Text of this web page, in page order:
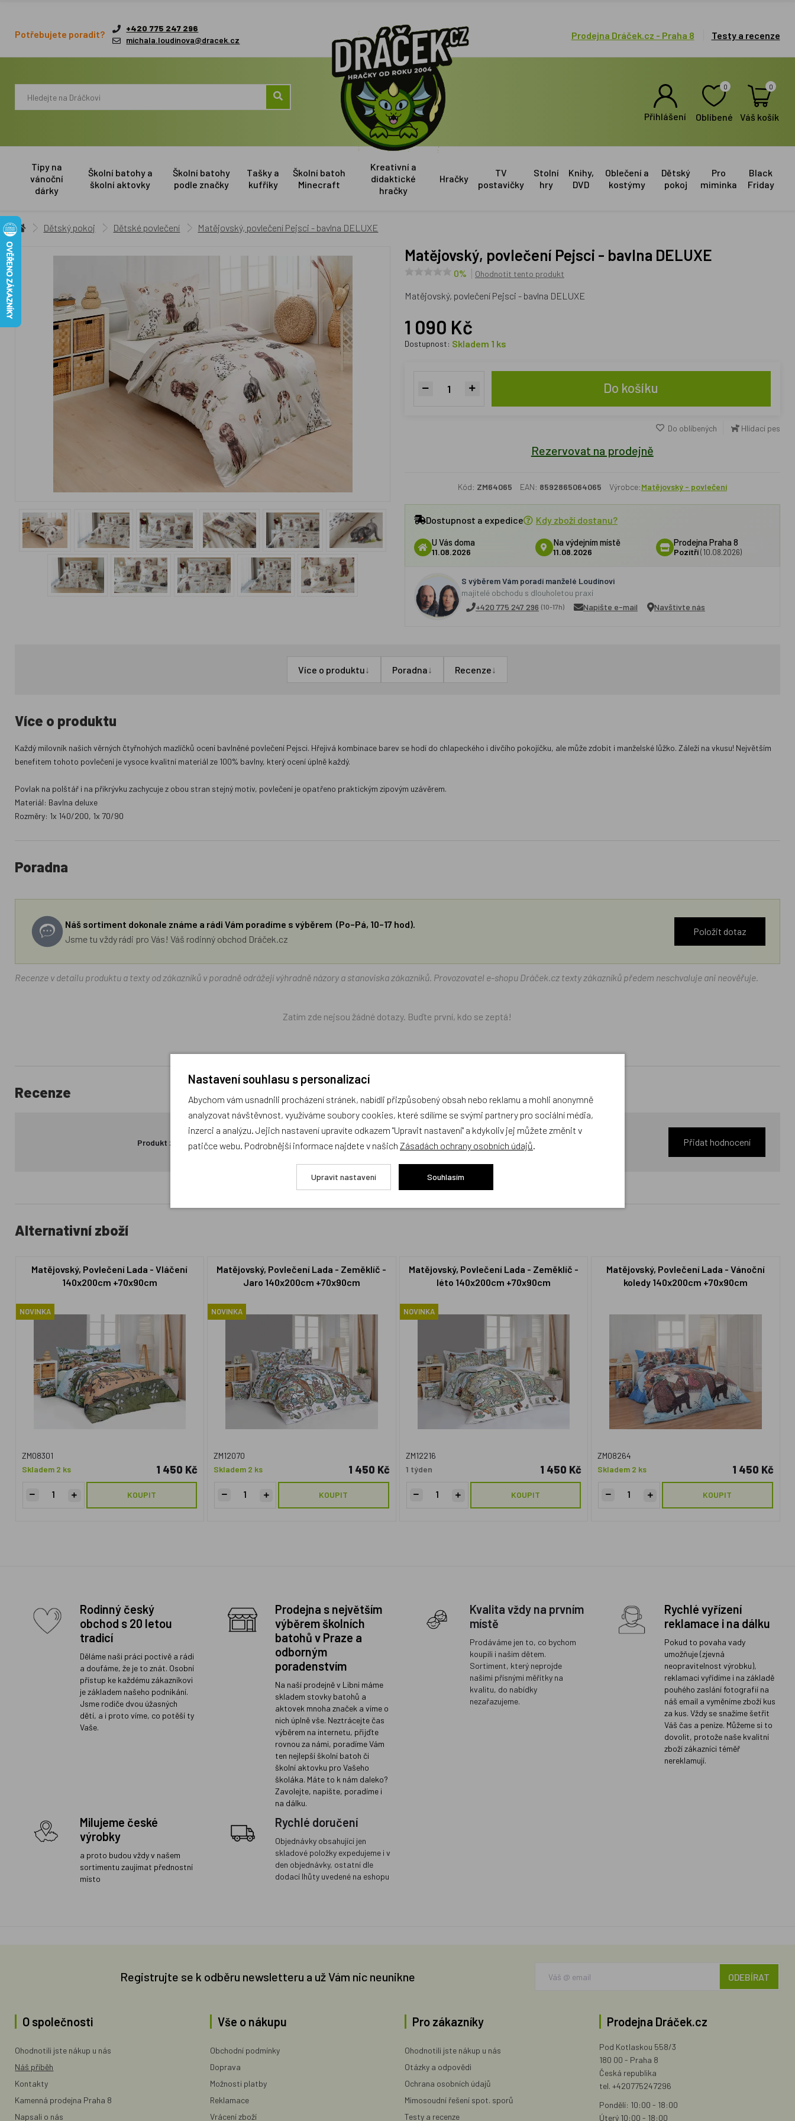
Potřebujete poradit?
+420 775 247 296
michala.loudinova@dracek.cz
Prodejna Dráček.cz - Praha 8 Testy a recenze
Přihlášení
0
Oblíbené
0
Váš košík
Tipy na
vánoční
dárky
Školní batohy a
školní aktovky
Školní batohy
podle značky
Tašky a
kufříky
Školní batoh
Minecraft
Kreativní a
didaktické
hračky
Hračky
TV
postavičky
Stolní
hry
Knihy,
DVD
Oblečení a
kostýmy
Dětský
pokoj
Pro
miminka
Black
Friday
Dětský pokoj Dětské povlečení Matějovský, povlečení Pejsci - bavlna DELUXE
Matějovský, povlečení Pejsci - bavlna DELUXE
0% Ohodnotit tento produkt
Matějovský, povlečení Pejsci - bavlna DELUXE
1 090 Kč
Dostupnost: Skladem 1 ks
Do košíku
Do oblíbených Hlídací pes
Rezervovat na prodejně
Kód: ZM64065 EAN: 8592865064065 Výrobce:Matějovský - povlečení
Dostupnost a expedice Kdy zboží dostanu?
U Vás doma
11.08.2026
Na výdejním místě
11.08.2026
Prodejna Praha 8
Pozítří(10.08.2026)
S výběrem Vám poradí manželé Loudínovi
majitelé obchodu s dlouholetou praxí
+420 775 247 296 (10-17h) Napište e-mail Navštivte nás
Více o produktu↓ Poradna↓ Recenze↓
Více o produktu
Každý milovník našich věrných čtyřnohých mazlíčků ocení bavlněné povlečení Pejsci. Hřejivá kombinace barev se hodí do chlapeckého i dívčího pokojíčku, ale může zdobit i manželské lůžko. Záleží na vkusu! Největším
benefitem tohoto povlečení je vysoce kvalitní materiál ze 100% bavlny, který ocení úplně každý.
Povlak na polštář i na přikrývku zachycuje z obou stran stejný motiv, povlečení je opatřeno praktickým zipovým uzávěrem.
Materiál: Bavlna deluxe
Rozměry: 1x 140/200, 1x 70/90
Poradna
Náš sortiment dokonale známe a rádi Vám poradíme s výběrem (Po–Pá, 10–17 hod).
Jsme tu vždy rádi pro Vás! Váš rodinný obchod Dráček.cz
Položit dotaz
Recenze v detailu produktu a texty od zákazníků v poradně odrážejí výhradně názory a stanoviska zákazníků. Provozovatel e-shopu Dráček.cz texty zákazníků předem neschvaluje ani neověřuje.
Zatím zde nejsou žádné dotazy. Buďte první, kdo se zeptá!
Recenze
Produkt zatím nemá žádné hodnocení,buďte první, kdo produkt ohodnotí! Přidat hodnocení
Alternativní zboží
Matějovský, Povlečení Lada - Vláčení
140x200cm +70x90cm
NOVINKA
ZM08301
Skladem 2 ks
1 450 Kč
KOUPIT
Matějovský, Povlečení Lada - Zeměklíč -
Jaro 140x200cm +70x90cm
NOVINKA
ZM12070
Skladem 2 ks
1 450 Kč
KOUPIT
Matějovský, Povlečení Lada - Zeměklíč -
léto 140x200cm +70x90cm
NOVINKA
ZM12216
1 týden
1 450 Kč
KOUPIT
Matějovský, Povlečení Lada - Vánoční
koledy 140x200cm +70x90cm
ZM08264
Skladem 2 ks
1 450 Kč
KOUPIT
Rodinný český
obchod s 20 letou
tradicí
Děláme naši práci poctivě a rádi
a doufáme, že je to znát. Osobní
přístup ke každému zákazníkovi
je základem našeho podnikání.
Jsme rodiče dvou úžasných
dětí, a i proto víme, co potěší ty
Vaše.
Prodejna s největším
výběrem školních
batohů v Praze a
odborným
poradenstvím
Na naší prodejně v Libni máme
skladem stovky batohů a
aktovek mnoha značek a víme o
nich úplně vše. Neztrácejte čas
výběrem na internetu, přijďte
rovnou za námi, poradíme Vám
ten nejlepší školní batoh či
školní aktovku pro Vašeho
školáka. Máte to k nám daleko?
Zavolejte, napište, poradíme i
na dálku.
Kvalita vždy na prvním
místě
Prodáváme jen to, co bychom
koupili i našim dětem.
Sortiment, který neprojde
našimi přísnými měřítky na
kvalitu, do nabídky
nezařazujeme.
Rychlé vyřízení
reklamace i na dálku
Pokud to povaha vady
umožňuje (zjevná
neopravitelnost výrobku),
reklamaci vyřídíme i na základě
pouhého zaslání fotografií na
náš email a vyměníme zboží kus
za kus. Vždy se snažíme šetřit
Váš čas a peníze. Můžeme si to
dovolit, protože naše kvalitní
zboží zákazníci téměř
nereklamují.
Milujeme české
výrobky
a proto budou vždy v našem
sortimentu zaujímat přednostní
místo
Rychlé doručení
Objednávky obsahující jen
skladové položky expedujeme i v
den objednávky, ostatní dle
dodací lhůty uvedené na eshopu
Registrujte se k odběru newsletteru a už Vám nic neunikne ODEBÍRAT
O společnosti
Ohodnotili jste nákup u nás
Náš příběh
Kontakty
Kamenná prodejna Praha 8
Napsali o nás
Vše o nákupu
Obchodní podmínky
Doprava
Možnosti platby
Reklamace
Vrácení zboží
Pro zákazníky
Ohodnotili jste nákup u nás
Otázky a odpovědi
Ochrana osobních údajů
Mimosoudní řešení spot. sporů
Testy a recenze
Prodejna Dráček.cz
Pod Kotlaskou 558/3
180 00 - Praha 8
Česká republika
tel. +420775247296
Pondělí: 10:00 - 18:00
Úterý 10:00 - 18:00
Nastavení souhlasu s personalizací
Abychom vám usnadnili procházení stránek, nabídli přizpůsobený obsah nebo reklamu a mohli anonymně
analyzovat návštěvnost, využíváme soubory cookies, které sdílíme se svými partnery pro sociální média,
inzerci a analýzu. Jejich nastavení upravíte odkazem "Upravit nastavení" a kdykoliv jej můžete změnit v
patičce webu. Podrobnější informace najdete v našich Zásadách ochrany osobních údajů
Upravit nastavení Souhlasím